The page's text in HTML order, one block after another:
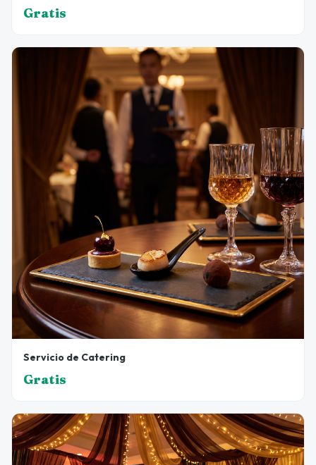
Gratis
Servicio de Catering
Gratis